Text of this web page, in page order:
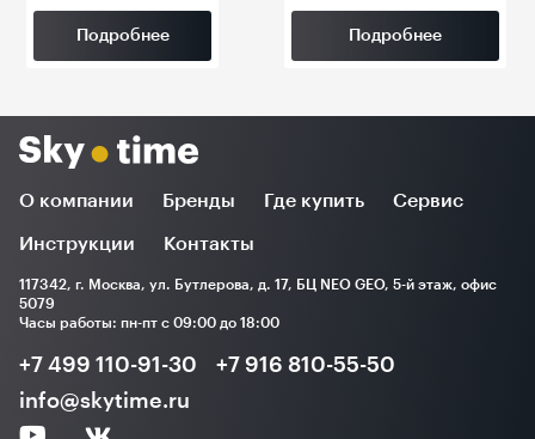
Подробнее Подробнее
О компании Бренды Где купить Сервис
Инструкции Контакты
117342, г. Москва, ул. Бутлерова, д. 17, БЦ NEO GEO, 5-й этаж, офис
5079
Часы работы: пн-пт с 09:00 до 18:00
+7 499 110-91-30
+7 916 810-55-50
info@skytime.ru